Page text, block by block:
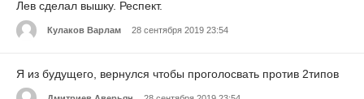
Лев сделал вышку. Респект.
Кулаков Варлам 28 сентября 2019 23:54
Я из будущего, вернулся чтобы проголосвать против 2типов